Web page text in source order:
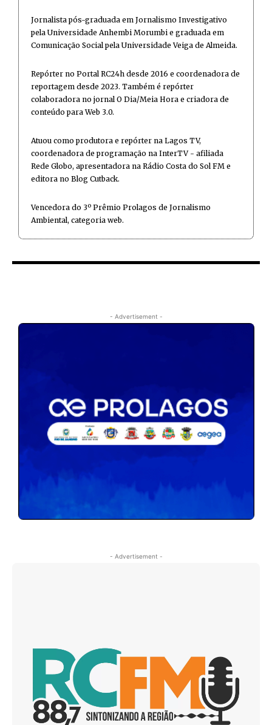
Jornalista pós-graduada em Jornalismo Investigativo
pela Universidade Anhembi Morumbi e graduada em
Comunicação Social pela Universidade Veiga de Almeida.
Repórter no Portal RC24h desde 2016 e coordenadora de
reportagem desde 2023. Também é repórter
colaboradora no jornal O Dia/Meia Hora e criadora de
conteúdo para Web 3.0.
Atuou como produtora e repórter na Lagos TV,
coordenadora de programação na InterTV - afiliada
Rede Globo, apresentadora na Rádio Costa do Sol FM e
editora no Blog Cutback.
Vencedora do 3º Prêmio Prolagos de Jornalismo
Ambiental, categoria web.
- Advertisement -
- Advertisement -